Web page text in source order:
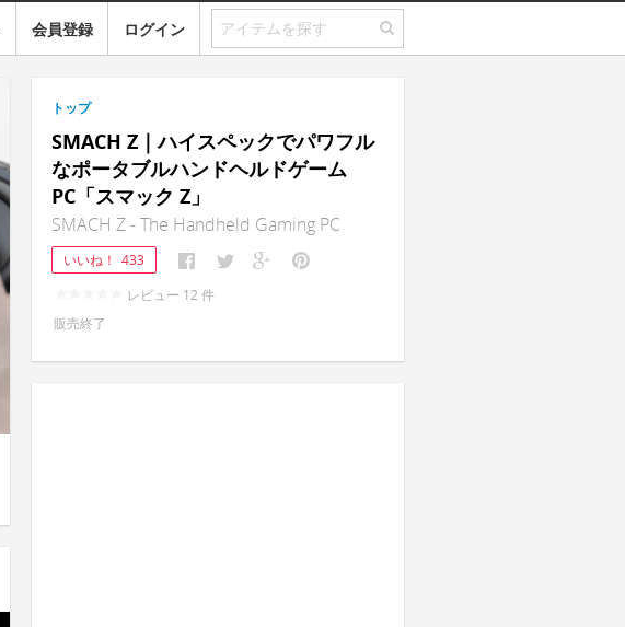
会員登録 ログイン
トップ
SMACH Z｜ハイスペックでパワフル
なポータブルハンドヘルドゲーム
PC「スマック Z」
SMACH Z - The Handheld Gaming PC
いいね！ 433
レビュー 12 件
販売終了